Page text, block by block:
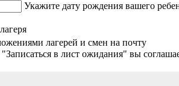
Укажите дату рождения вашего
лагерей и смен на почту
в лист ожидания" вы